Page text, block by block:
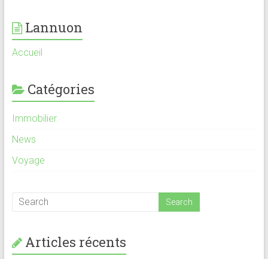
Lannuon
Accueil
Catégories
Immobilier
News
Voyage
Articles récents